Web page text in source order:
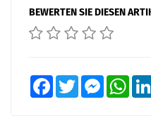
BEWERTEN SIE DIESEN
FacebookTwitter Messenger